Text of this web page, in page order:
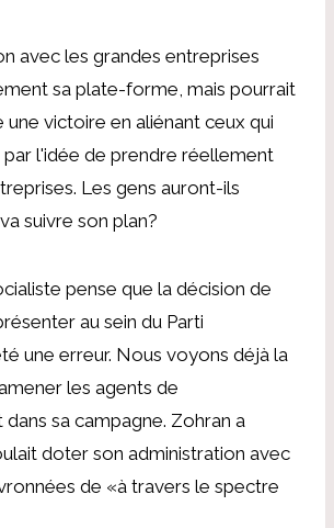
avec les grandes entreprises
sa plate-forme, mais pourrait
victoire en aliénant ceux qui
l'idée de prendre réellement
Les gens auront-ils
suivre son plan?
pense que la décision de
au sein du Parti
une erreur. Nous voyons déjà la
les agents de
sa campagne. Zohran a
doter son administration avec
de «à travers le spectre